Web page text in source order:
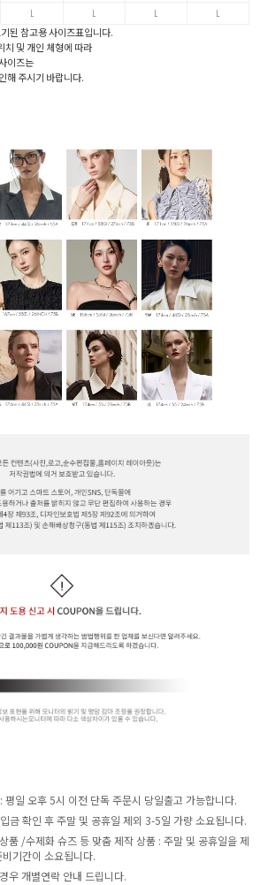
L L L L
된 참고용 사이즈표입니다.
치 및 개인 체형에 따라
이즈는
해 주시기 바랍니다.
평일 오후 5시 이전 단독 주문시 당일출고 가능합니다.
금 확인 후 주말 및 공휴일 제외 3-5일 가량 소요됩니다.
품 /수제화 슈즈 등 맞춤 제작 상품 : 주말 및 공휴일을 제
기간이 소요됩니다.
우 개별연락 안내 드립니다.